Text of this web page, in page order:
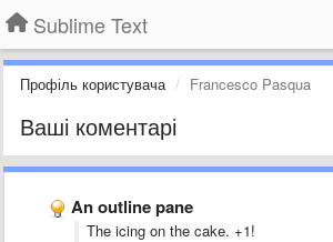
Sublime Text
Профіль користувача Francesco Pasqua
Ваші коментарі
An outline pane
The icing on the cake. +1!